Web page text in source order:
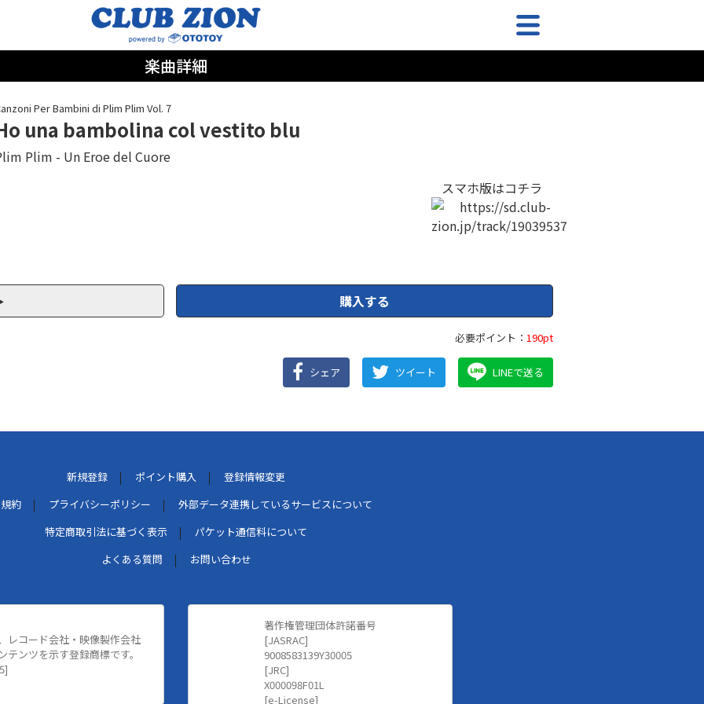
楽曲詳細
Per Bambini di Plim Plim Vol. 7
una bambolina col vestito blu
Plim - Un Eroe del Cuore
スマホ版はコチラ
購入する
必要ポイント： 190pt
シェア ツイート LINEで送る
新規登録 ポイント購入
登録情報変更
約
プライバシーポリシー
外部データ連携しているサービスについて
特定商取引法に基づく表示
パケット通信料について
よくある質問
お問い合わせ
レコード会社・映像製作会社
テンツを示す登録商標です。
著作権管理団体許諾番号
[JASRAC]
9008583139Y30005
[JRC]
X000098F01L
[e-License]